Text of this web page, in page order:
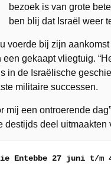
bezoek is van grote
ben blij dat Israël weer
voerde bij zijn
een gekaapt vliegtuig.
in de Israëlische
militaire successen.
mij een ontroerende
destijds deel
Entebbe 27 juni t/